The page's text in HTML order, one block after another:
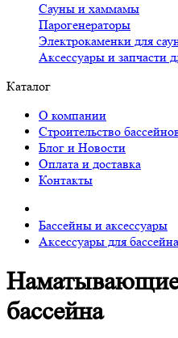
Сауны и хаммамы
Парогенераторы
Электрокаменки для
Аксессуары и запчасти
Каталог
О компании
Строительство
Блог и Новости
Оплата и доставка
Контакты
Бассейны и аксессуары
Аксессуары для бассейна
Наматывающие
бассейна